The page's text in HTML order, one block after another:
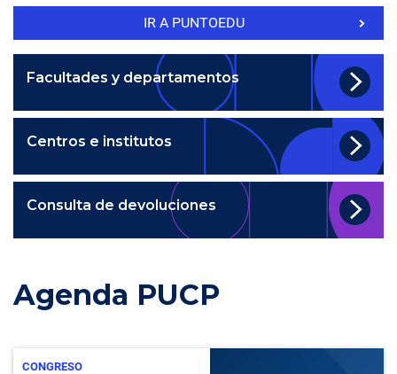
IR A PUNTOEDU
Facultades y departamentos
Centros e institutos
Consulta de devoluciones
Agenda PUCP
CONGRESO